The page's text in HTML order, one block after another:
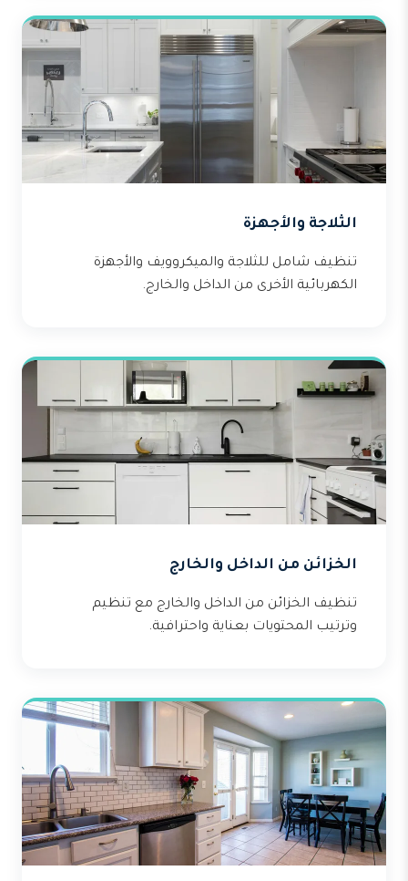
الثلاجة والأجهزة
تنظيف شامل للثلاجة والميكروويف والأجهزة
الكهربائية الأخرى من الداخل والخارج.
الخزائن من الداخل والخارج
تنظيف الخزائن من الداخل والخارج مع تنظيم
وترتيب المحتويات بعناية واحترافية.